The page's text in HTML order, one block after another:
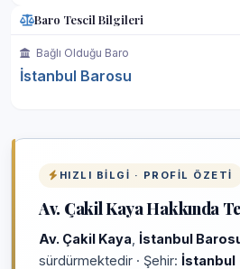
Baro Tescil Bilgileri
Bağlı Olduğu Baro
İstanbul Barosu
HIZLI BILGI · PROFIL ÖZETI
Av. Çakil Kaya Hakkında
Av. Çakil Kaya İstanbul
sürdürmektedir · Şehir: İstanbul